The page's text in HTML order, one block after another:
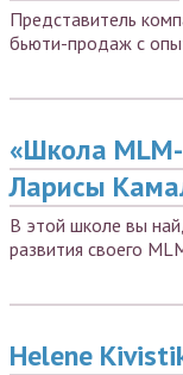
Представитель
бьюти-продаж с
«Школа
Ларисы
В этой школе вы
развития своего
Helene